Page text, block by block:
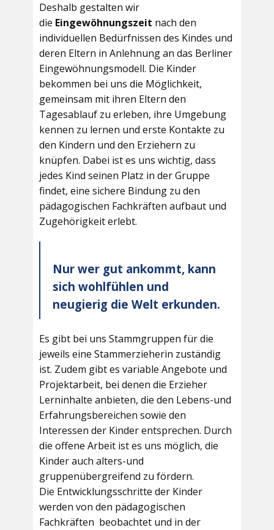
Deshalb gestalten wir
die Eingewöhnungszeit nach den
individuellen Bedürfnissen des Kindes und
deren Eltern in Anlehnung an das Berliner
Eingewöhnungsmodell. Die Kinder
bekommen bei uns die Möglichkeit,
gemeinsam mit ihren Eltern den
Tagesablauf zu erleben, ihre Umgebung
kennen zu lernen und erste Kontakte zu
den Kindern und den Erziehern zu
knüpfen. Dabei ist es uns wichtig, dass
jedes Kind seinen Platz in der Gruppe
findet, eine sichere Bindung zu den
pädagogischen Fachkräften aufbaut und
Zugehörigkeit erlebt.
Nur wer gut ankommt, kann
sich wohlfühlen und
neugierig die Welt erkunden.
Es gibt bei uns Stammgruppen für die
jeweils eine Stammerzieherin zuständig
ist. Zudem gibt es variable Angebote und
Projektarbeit, bei denen die Erzieher
Lerninhalte anbieten, die den Lebens-und
Erfahrungsbereichen sowie den
Interessen der Kinder entsprechen. Durch
die offene Arbeit ist es uns möglich, die
Kinder auch alters-und
gruppenübergreifend zu fördern.
Die Entwicklungsschritte der Kinder
werden von den pädagogischen
Fachkräften beobachtet und in der